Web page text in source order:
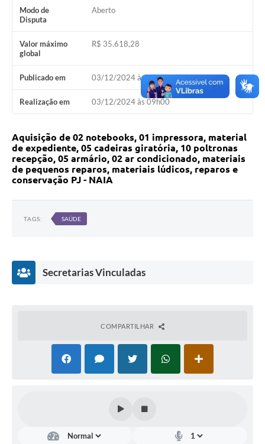
Modo de
Disputa
Aberto
Valor máximo
global
R$ 35.618,28
Publicado em 03/12/2024 às 09h00
Realização em 03/12/2024 às 09h00
Aquisição de 02 notebooks, 01 impressora, material
de expediente, 05 cadeiras giratória, 10 poltronas
recepção, 05 armário, 02 ar condicionado, materiais
de pequenos reparos, materiais lúdicos, reparos e
conservação PJ - NAIA
TAGS: SAÚDE
Secretarias Vinculadas
COMPARTILHAR